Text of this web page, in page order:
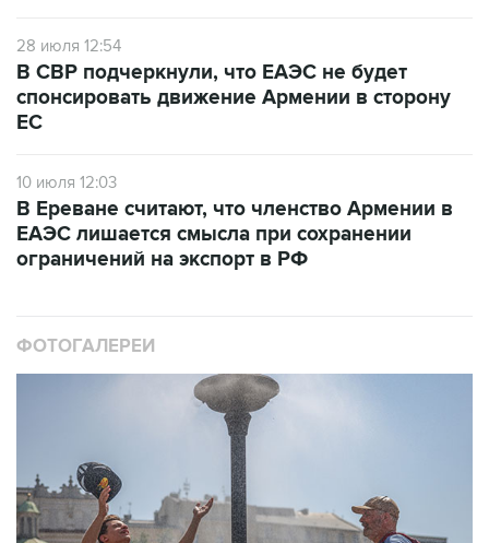
28 июля 12:54
В СВР подчеркнули, что ЕАЭС не будет
спонсировать движение Армении в сторону
ЕС
10 июля 12:03
В Ереване считают, что членство Армении в
ЕАЭС лишается смысла при сохранении
ограничений на экспорт в РФ
ФОТОГАЛЕРЕИ